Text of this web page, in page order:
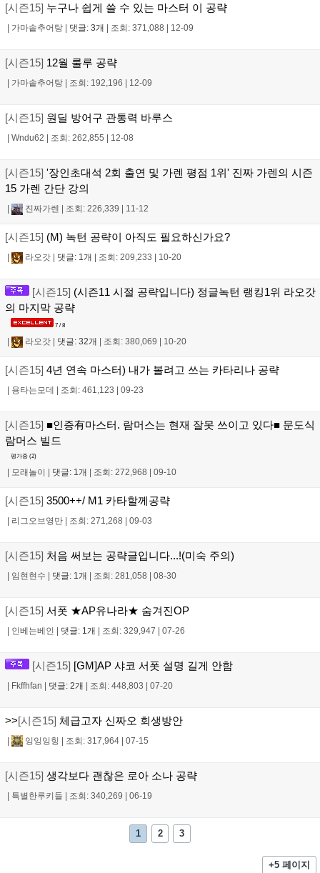
[시즌15] 누구나 쉽게 쓸 수 있는 마스터 이 공략
| 가마솥추어탕 | 댓글: 3개 | 조회: 371,088 | 12-09
[시즌15] 12월 룰루 공략
| 가마솥추어탕 | 조회: 192,196 | 12-09
[시즌15] 원딜 방어구 관통력 바루스
| Wndu62 | 조회: 262,855 | 12-08
[시즌15] '장인초대석 2회 출연 및 가렌 평점 1위' 진짜 가렌의 시즌
15 가렌 간단 강의
| 진짜가렌 | 조회: 226,339 | 11-12
[시즌15] (M) 녹턴 공략이 아직도 필요하신가요?
| 라오갓 | 댓글: 1개 | 조회: 209,233 | 10-20
[시즌15] (시즌11 시절 공략입니다) 정글녹턴 랭킹1위 라오갓
의 마지막 공략
7 / 8
라오갓 댓글: 32개 조회: 380,069 10-20
[시즌15] 4년 연속 마스터) 내가 볼려고 쓰는 카타리나 공략
용타는모데 조회: 461,123 09-23
[시즌15] ■인증有마스터. 람머스는 현재 잘못 쓰이고 있다■ 문도식
람머스 빌드
평가중 (2)
| 모래놀이 | 댓글: 1개 | 조회: 272,968 | 09-10
[시즌15] 3500++/ M1 카타할께공략
| 리그오브영만 | 조회: 271,268 | 09-03
[시즌15] 처음 써보는 공략글입니다...!(미숙 주의)
| 임현현수 | 댓글: 1개 | 조회: 281,058 | 08-30
[시즌15] 서폿 ★AP유나라★ 숨겨진OP
| 인베는베인 | 댓글: 1개 | 조회: 329,947 | 07-26
[시즌15] [GM]AP 샤코 서폿 설명 길게 안함
| Fkffhfan | 댓글: 2개 | 조회: 448,803 | 07-20
>>[시즌15] 체급고자 신짜오 회생방안
| 잉잉잉힝 | 조회: 317,964 | 07-15
[시즌15] 생각보다 괜찮은 로아 소나 공략
| 특별한루키들 | 조회: 340,269 | 06-19
1 2 3
+5 페이지